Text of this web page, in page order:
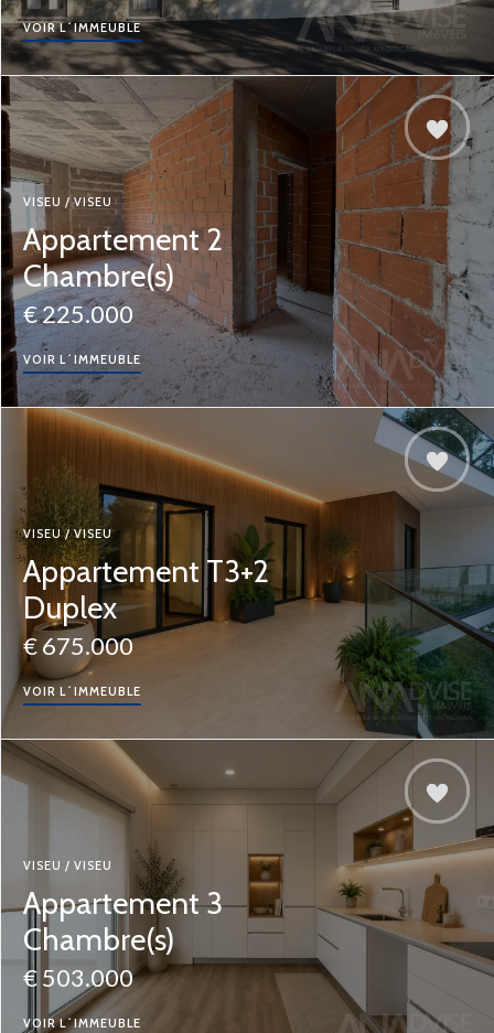
VOIR L´IMMEUBLE
VISEU / VISEU
Appartement 2
Chambre(s)
€ 225.000
VOIR L´IMMEUBLE
VISEU / VISEU
Appartement T3+2
Duplex
€ 675.000
VOIR L´IMMEUBLE
VISEU / VISEU
Appartement 3
Chambre(s)
€ 503.000
VOIR L´IMMEUBLE